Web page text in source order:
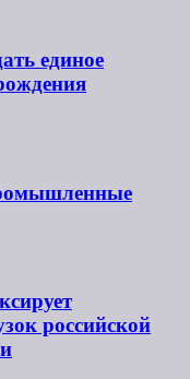
единое
российской